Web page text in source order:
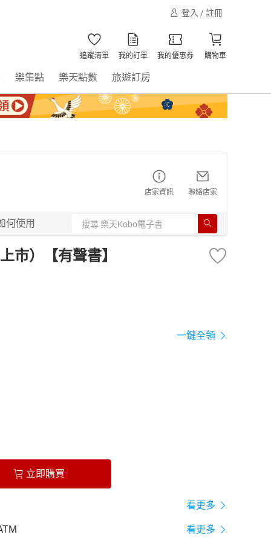
登入 / 註冊
追蹤清單 我的訂單 我的優惠券 購物車
樂集點 樂天點數 旅遊訂房
店家資訊 聯絡店家
何使用
市）【有聲書】
一鍵全領
立即購買
看更多
看更多